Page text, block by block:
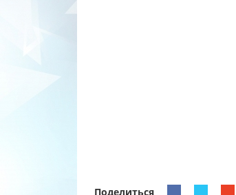
Поделиться